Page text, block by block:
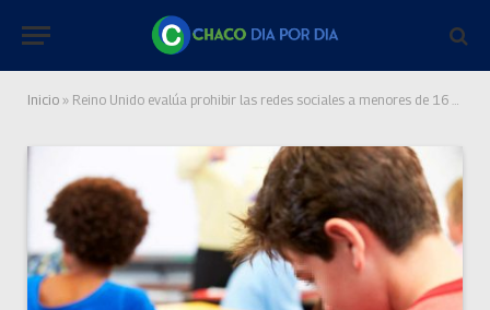
Inicio » Reino Unido evalúa prohibir las redes sociales a menores de 16 años siguiendo el caso de Australia